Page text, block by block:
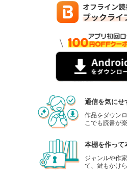
通信を気にせ
作品をダウン
こでも読書が
本棚を作って
ジャンルや作
て、鍵もかけら